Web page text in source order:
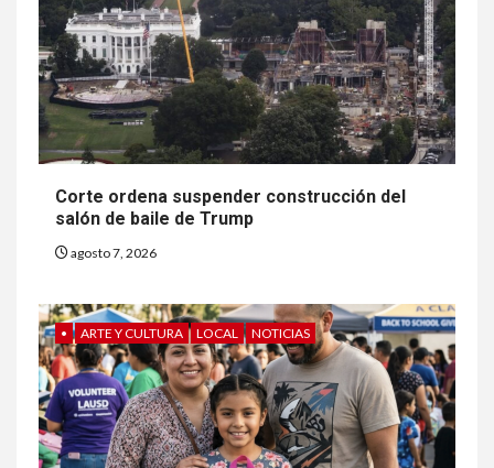
Corte ordena suspender construcción del
salón de baile de Trump
agosto 7, 2026
• ARTE Y CULTURA LOCAL NOTICIAS